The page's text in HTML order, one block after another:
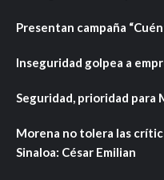
Presentan campaña
Inseguridad golpea a
Seguridad, prioridad para
Morena no tolera las
Sinaloa: César Emilian